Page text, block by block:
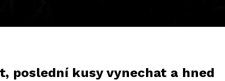
poslední kusy vynechat a hned